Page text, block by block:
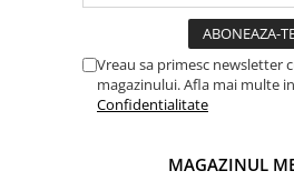
Vreau sa primesc newsletter
magazinului. Afla mai multe in
Confidentialitate
MAGAZINUL